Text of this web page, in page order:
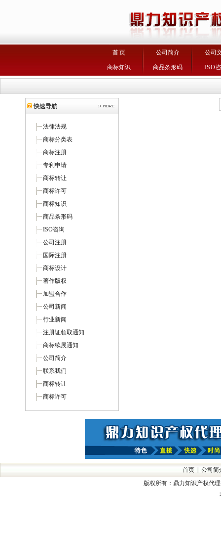
首 页 公司简介 公司
商标知识 商品条形码 ISO
快速导航
法律法规
商标分类表
商标注册
专利申请
商标转让
商标许可
商标知识
商品条形码
ISO咨询
公司注册
国际注册
商标设计
著作版权
加盟合作
公司新闻
行业新闻
注册证领取通知
商标续展通知
公司简介
联系我们
商标转让
商标许可
首页| 公司简
版权所有：鼎力知识产权代理有限